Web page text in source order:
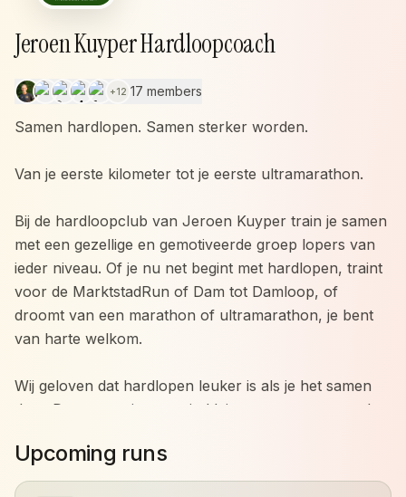
Jeroen Kuyper Hardloopcoach
+12 17 members
Samen hardlopen. Samen sterker worden.
Van je eerste kilometer tot je eerste ultramarathon.
Bij de hardloopclub van Jeroen Kuyper train je samen
met een gezellige en gemotiveerde groep lopers van
ieder niveau. Of je nu net begint met hardlopen, traint
voor de MarktstadRun of Dam tot Damloop, of
droomt van een marathon of ultramarathon, je bent
van harte welkom.
Wij geloven dat hardlopen leuker is als je het samen
doet. Daarom trainen we in kleine groepen met veel
niveau en werkt aan zijn eigen doelen, terwijl we
elkaar motiveren om net dat stapje extra te zetten.
Upcoming runs